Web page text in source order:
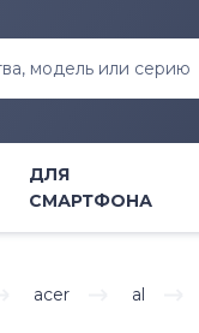
модель или серию
для планшетов
ДЛЯ
СМАРТФОНА
и экраны для
для
acer al